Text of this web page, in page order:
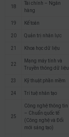
18
Tài chính – Ngân
hàng
19 Kế toán
20 Quản trị nhân lực
21 Khoa học dữ liệu
22
Mạng máy tính và
Truyền thông dữ liệu
23 Kỹ thuật phần mềm
24 Trí tuệ nhân tạo
25
Công nghệ thông tin
– Chuẩn quốc tế
(Công nghệ và Đổi
mới sáng tạo)